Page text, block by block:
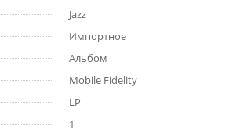
Jazz
Импортное
Альбом
Mobile Fidelity
LP
1